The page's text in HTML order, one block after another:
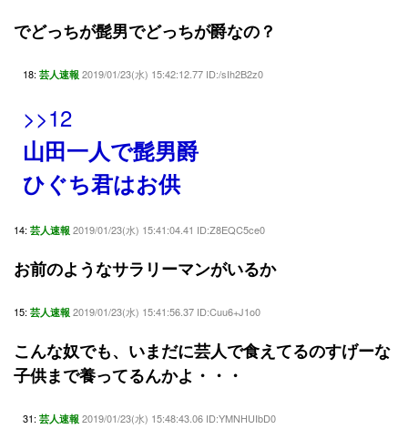
でどっちが髭男でどっちが爵なの？
18: 芸人速報 2019/01/23(水) 15:42:12.77 ID:/sIh2B2z0
>>12
山田一人で髭男爵
ひぐち君はお供
14: 芸人速報 2019/01/23(水) 15:41:04.41 ID:Z8EQC5ce0
お前のようなサラリーマンがいるか
15: 芸人速報 2019/01/23(水) 15:41:56.37 ID:Cuu6+J1o0
こんな奴でも、いまだに芸人で食えてるのすげーな
子供まで養ってるんかよ・・・
31: 芸人速報 2019/01/23(水) 15:48:43.06 ID:YMNHUIbD0